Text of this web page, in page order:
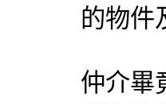
的物件
仲介畢